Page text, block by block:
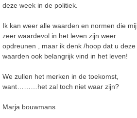
deze week in de politiek.
Ik kan weer alle waarden en normen die mij
zeer waardevol in het leven zijn weer
opdreunen , maar ik denk /hoop dat u deze
waarden ook belangrijk vind in het leven!
We zullen het merken in de toekomst,
want………het zal toch niet waar zijn?
Marja bouwmans